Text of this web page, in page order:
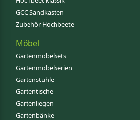
GCC Sandkasten
Zubehör Hochbeete
Möbel
Gartenmöbelsets
Gartenmöbelserien
Gartenstühle
Gartentische
Gartenliegen
Gartenbänke